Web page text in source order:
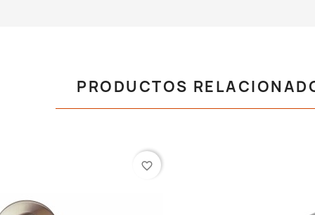
PRODUCTOS
favorite_border